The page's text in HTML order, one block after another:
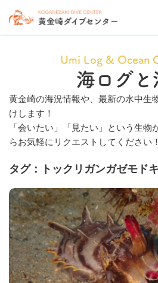
Umi Log & Ocean
海ログと
黄金崎の海況情報や、最新の水中生
けします！
「会いたい」「見たい」という生物
らお気軽にリクエストしてください！
タグ：トックリガンガゼモド